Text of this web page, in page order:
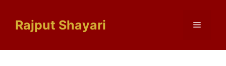
contentRajput Shayari Menu